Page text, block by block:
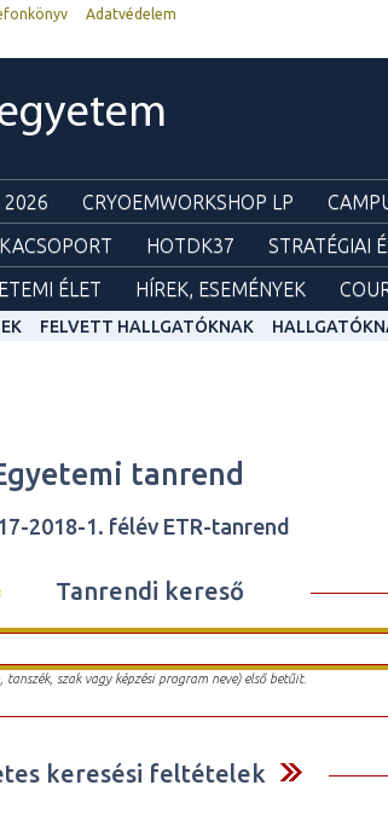
Adatvédelem
2026 CRYOEMWORKSHOP LP
HOTDK37 STRATÉGIAI
ÉLET HÍREK, ESEMÉNYEK
FELVETT HALLGATÓKNAK
tanrend
2018-1. félév ETR-tanrend
Tanrendi kereső
szak vagy képzési program neve) első betűit.
keresési feltételek